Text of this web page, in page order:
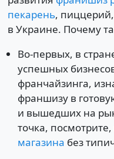
пекарень,
в Украине. Почему
Во-первых, в
успешных
франчайзинга,
франшизу в
и вышедших на
точка, посмотрите,
магазина без